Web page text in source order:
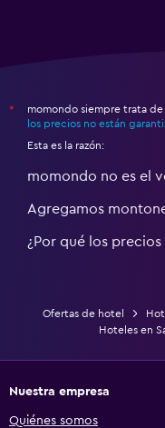
*
momondo siempre trata
los precios no están
Esta es la razón:
momondo no es el
Agregamos
¿Por qué los
Ofertas de hotel
Hoteles en
Nuestra empresa
Quiénes somos